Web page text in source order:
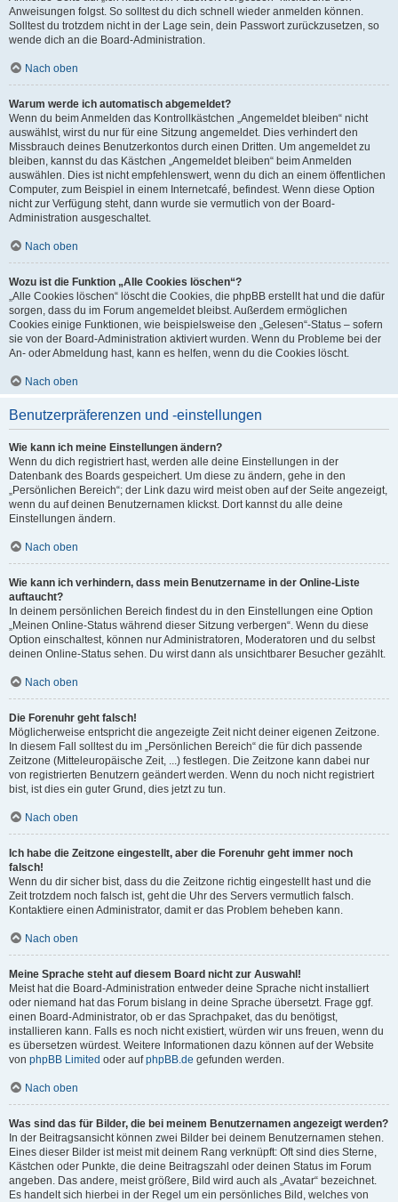
Anweisungen folgst. So solltest du dich schnell wieder anmelden können.
Solltest du trotzdem nicht in der Lage sein, dein Passwort zurückzusetzen, so
wende dich an die Board-Administration.
Nach oben
Warum werde ich automatisch abgemeldet?
Wenn du beim Anmelden das Kontrollkästchen „Angemeldet bleiben“ nicht
auswählst, wirst du nur für eine Sitzung angemeldet. Dies verhindert den
Missbrauch deines Benutzerkontos durch einen Dritten. Um angemeldet zu
bleiben, kannst du das Kästchen „Angemeldet bleiben“ beim Anmelden
auswählen. Dies ist nicht empfehlenswert, wenn du dich an einem öffentlichen
Computer, zum Beispiel in einem Internetcafé, befindest. Wenn diese Option
nicht zur Verfügung steht, dann wurde sie vermutlich von der Board-
Administration ausgeschaltet.
Nach oben
Wozu ist die Funktion „Alle Cookies löschen“?
„Alle Cookies löschen“ löscht die Cookies, die phpBB erstellt hat und die dafür
sorgen, dass du im Forum angemeldet bleibst. Außerdem ermöglichen
Cookies einige Funktionen, wie beispielsweise den „Gelesen“-Status – sofern
sie von der Board-Administration aktiviert wurden. Wenn du Probleme bei der
An- oder Abmeldung hast, kann es helfen, wenn du die Cookies löscht.
Nach oben
Benutzerpräferenzen und -einstellungen
Wie kann ich meine Einstellungen ändern?
Wenn du dich registriert hast, werden alle deine Einstellungen in der
Datenbank des Boards gespeichert. Um diese zu ändern, gehe in den
„Persönlichen Bereich“; der Link dazu wird meist oben auf der Seite angezeigt,
wenn du auf deinen Benutzernamen klickst. Dort kannst du alle deine
Einstellungen ändern.
Nach oben
Wie kann ich verhindern, dass mein Benutzername in der Online-Liste
auftaucht?
In deinem persönlichen Bereich findest du in den Einstellungen eine Option
„Meinen Online-Status während dieser Sitzung verbergen“. Wenn du diese
Option einschaltest, können nur Administratoren, Moderatoren und du selbst
deinen Online-Status sehen. Du wirst dann als unsichtbarer Besucher gezählt.
Nach oben
Die Forenuhr geht falsch!
Möglicherweise entspricht die angezeigte Zeit nicht deiner eigenen Zeitzone.
In diesem Fall solltest du im „Persönlichen Bereich“ die für dich passende
Zeitzone (Mitteleuropäische Zeit, ...) festlegen. Die Zeitzone kann dabei nur
von registrierten Benutzern geändert werden. Wenn du noch nicht registriert
bist, ist dies ein guter Grund, dies jetzt zu tun.
Nach oben
Ich habe die Zeitzone eingestellt, aber die Forenuhr geht immer noch
falsch!
Wenn du dir sicher bist, dass du die Zeitzone richtig eingestellt hast und die
Zeit trotzdem noch falsch ist, geht die Uhr des Servers vermutlich falsch.
Kontaktiere einen Administrator, damit er das Problem beheben kann.
Nach oben
Meine Sprache steht auf diesem Board nicht zur Auswahl!
Meist hat die Board-Administration entweder deine Sprache nicht installiert
oder niemand hat das Forum bislang in deine Sprache übersetzt. Frage ggf.
einen Board-Administrator, ob er das Sprachpaket, das du benötigst,
installieren kann. Falls es noch nicht existiert, würden wir uns freuen, wenn du
es übersetzen würdest. Weitere Informationen dazu können auf der Website
von phpBB Limited oder aufphpBB.de gefunden werden.
Nach oben
Was sind das für Bilder, die bei meinem Benutzernamen angezeigt werden?
In der Beitragsansicht können zwei Bilder bei deinem Benutzernamen stehen.
Eines dieser Bilder ist meist mit deinem Rang verknüpft: Oft sind dies Sterne,
Kästchen oder Punkte, die deine Beitragszahl oder deinen Status im Forum
angeben. Das andere, meist größere, Bild wird auch als „Avatar“ bezeichnet.
Es handelt sich hierbei in der Regel um ein persönliches Bild, welches von